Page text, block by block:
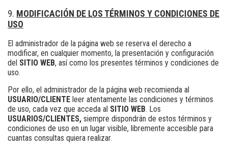
MODIFICACIÓN DE LOS TÉRMINOS Y CONDICIONES DE
USO
El administrador de la página web se reserva el derecho a
modificar, en cualquier momento, la presentación y configuración
del SITIO WEB, así como los presentes términos y condiciones de
uso.
Por ello, el administrador de la página web recomienda al
USUARIO/CLIENTE leer atentamente las condiciones y términos
de uso, cada vez que acceda al SITIO WEB. Los
USUARIOS/CLIENTES, siempre dispondrán de estos términos y
condiciones de uso en un lugar visible, libremente accesible para
cuantas consultas quiera realizar.